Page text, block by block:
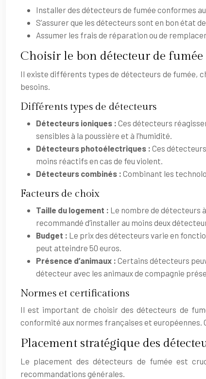
Installer des détecteurs de fumée conformes
S’assurer que les détecteurs sont en bon état
Assumer les frais de réparation ou de
Choisir le bon détecteur de fumée
Il existe différents types de détecteurs de fumée,
besoins.
Différents types de détecteurs
Détecteurs ioniques : Ces détecteurs
sensibles à la poussière et à l’humidité.
Détecteurs photoélectriques : Ces
moins réactifs en cas de feu violent.
Détecteurs combinés : Combinant les
Facteurs de choix
Taille du logement : Le nombre de détecteurs
recommandé d’installer au moins deux
Budget : Le prix des détecteurs varie en
peut atteindre 50 euros.
Présence d’animaux : Certains détecteurs
détecteur avec les animaux de compagnie
Normes et certifications
Il est important de choisir des détecteurs de
conformité aux normes françaises et
Placement stratégique des
Le placement des détecteurs de fumée est
recommandations générales.